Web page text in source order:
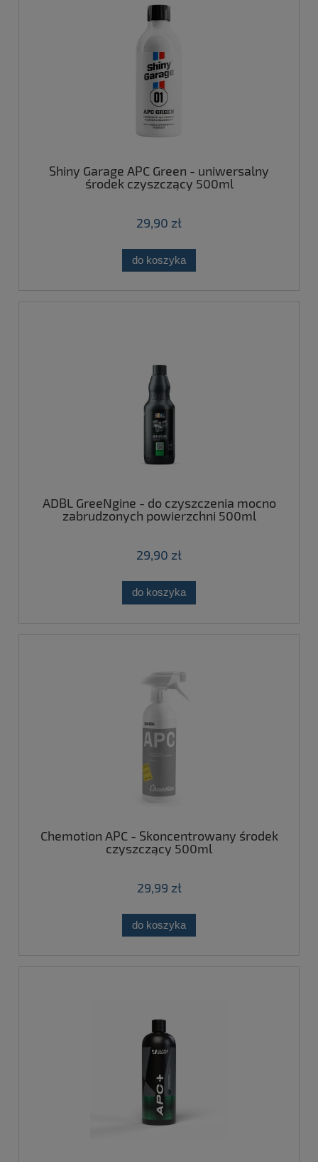
Shiny Garage APC Green - uniwersalny
środek czyszczący 500ml
29,90 zł
do koszyka
ADBL GreeNgine - do czyszczenia mocno
zabrudzonych powierzchni 500ml
29,90 zł
do koszyka
Chemotion APC - Skoncentrowany środek
czyszczący 500ml
29,99 zł
do koszyka